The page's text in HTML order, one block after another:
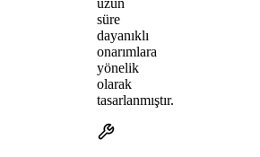
süre
dayanıklı
onarımlara
yönelik
olarak
tasarlanmıştır.